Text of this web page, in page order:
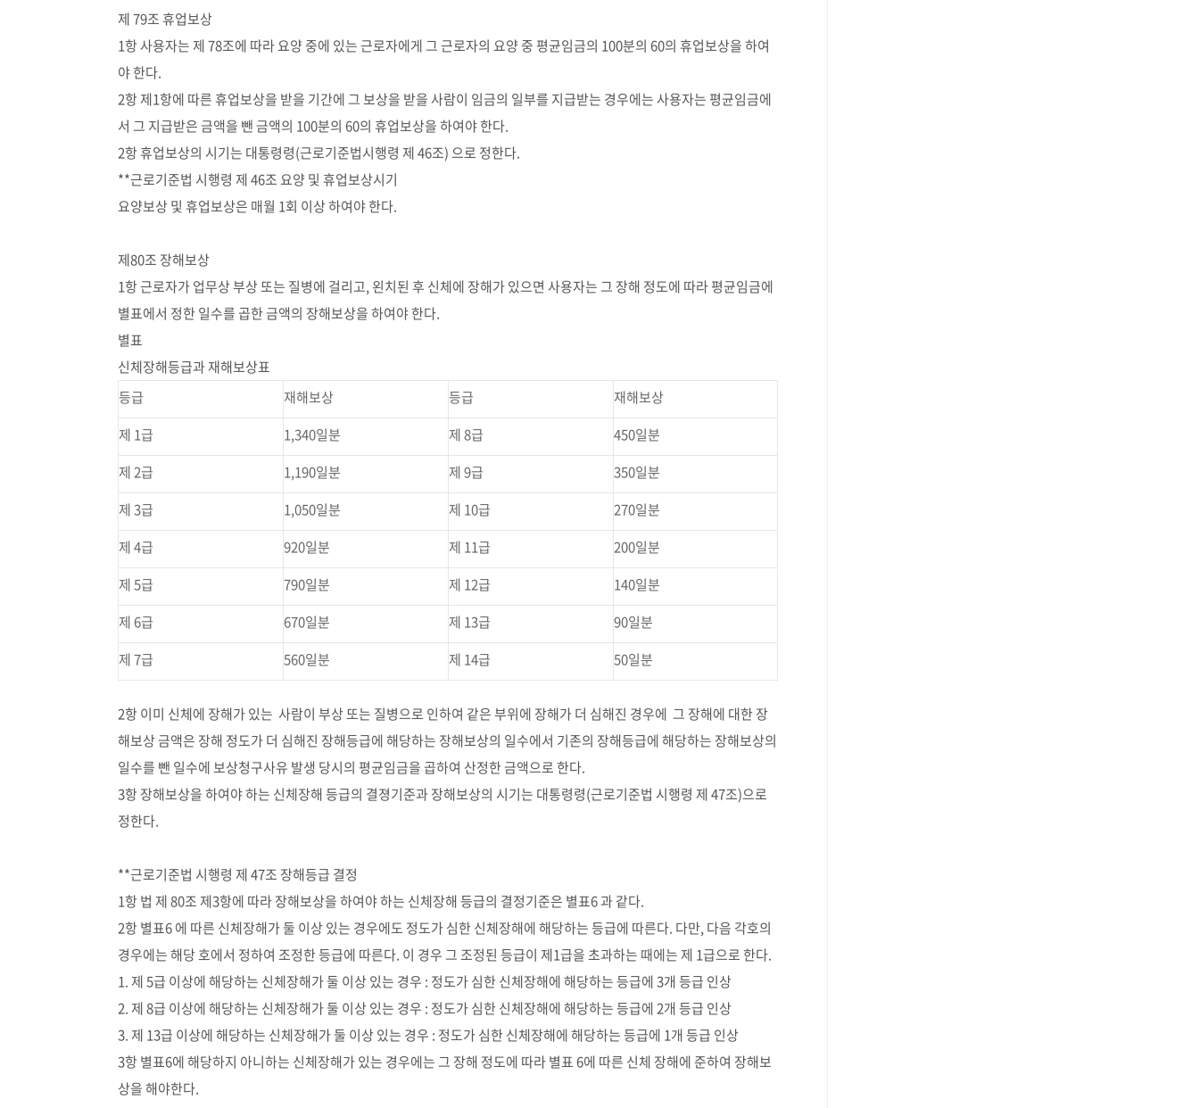
제 79조 휴업보상
1항 사용자는 제 78조에 따라 요양 중에 있는 근로자에게 그 근로자의 요양 중 평균임금의 100분의 60의 휴업보상을 하여
야 한다.
2항 제1항에 따른 휴업보상을 받을 기간에 그 보상을 받을 사람이 임금의 일부를 지급받는 경우에는 사용자는 평균임금에
서 그 지급받은 금액을 뺀 금액의 100분의 60의 휴업보상을 하여야 한다.
2항 휴업보상의 시기는 대통령령(근로기준법시행령 제 46조) 으로 정한다.
**근로기준법 시행령 제 46조 요양 및 휴업보상시기
요양보상 및 휴업보상은 매월 1회 이상 하여야 한다.
제80조 장해보상
1항 근로자가 업무상 부상 또는 질병에 걸리고, 왼치된 후 신체에 장해가 있으면 사용자는 그 장해 정도에 따라 평균임금에
별표에서 정한 일수를 곱한 금액의 장해보상을 하여야 한다.
별표
신체장해등급과 재해보상표
등급
재해보상 등급
재해보상
제 1급
1,340일분 제 8급
450일분
제 2급
1,190일분 제 9급
350일분
제 3급
1,050일분 제 10급
270일분
제 4급
920일분 제 11급
200일분
제 5급
790일분 제 12급
140일분
제 6급
670일분 제 13급
90일분
제 7급
560일분 제 14급 50일분
2항 이미 신체에 장해가 있는 사람이 부상 또는 질병으로 인하여 같은 부위에 장해가 더 심해진 경우에 그 장해에 대한 장
해보상 금액은 장해 정도가 더 심해진 장해등급에 해당하는 장해보상의 일수에서 기존의 장해등급에 해당하는 장해보상의
일수를 뺀 일수에 보상청구사유 발생 당시의 평균임금을 곱하여 산정한 금액으로 한다.
3항 장해보상을 하여야 하는 신체장해 등급의 결졍기준과 장해보상의 시기는 대통령령(근로기준법 시행령 제 47조)으로
정한다.
**근로기준법 시행령 제 47조 장해등급 결정
1항 법 제 80조 제3항에 따라 장해보상을 하여야 하는 신체장해 등급의 결정기준은 별표6 과 같다.
2항 별표6 에 따른 신체장해가 둘 이상 있는 경우에도 정도가 심한 신체장해에 해당하는 등급에 따른다. 다만, 다음 각호의
경우에는 해당 호에서 정하여 조정한 등급에 따른다. 이 경우 그 조정된 등급이 제1급을 초과하는 때에는 제 1급으로 한다.
1. 제 5급 이상에 해당하는 신체장해가 둘 이상 있는 경우 : 정도가 심한 신체장해에 해당하는 등급에 3개 등급 인상
2. 제 8급 이상에 해당하는 신체장해가 둘 이상 있는 경우 : 정도가 심한 신체장해에 해당하는 등급에 2개 등급 인상
3. 제 13급 이상에 해당하는 신체장해가 둘 이상 있는 경우 : 정도가 심한 신체장해에 해당하는 등급에 1개 등급 인상
3항 별표6에 해당하지 아니하는 신체장해가 있는 경우에는 그 장해 정도에 따라 별표 6에 따른 신체 장해에 준하여 장해보
상을 해야한다.